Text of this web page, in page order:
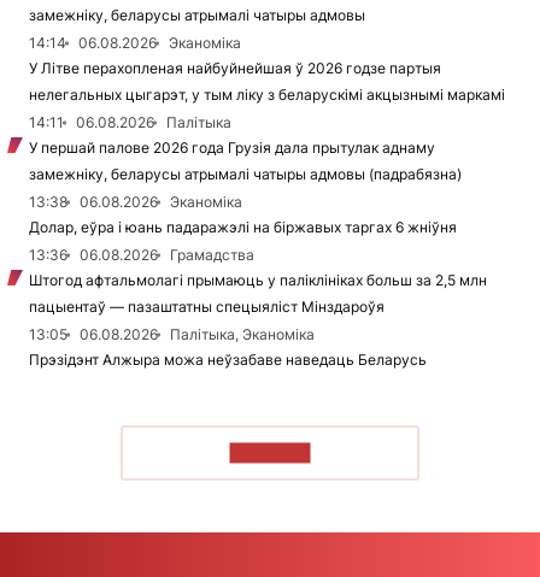
замежніку, беларусы атрымалі чатыры адмовы
14:14
06.08.2026
Эканоміка
У Літве перахопленая найбуйнейшая ў 2026 годзе партыя
нелегальных цыгарэт, у тым ліку з беларускімі акцызнымі маркамі
14:11
06.08.2026
Палітыка
У першай палове 2026 года Грузія дала прытулак аднаму
замежніку, беларусы атрымалі чатыры адмовы (падрабязна)
13:38
06.08.2026
Эканоміка
Долар, еўра і юань падаражэлі на біржавых таргах 6 жніўня
13:36
06.08.2026
Грамадства
Штогод афтальмолагі прымаюць у паліклініках больш за 2,5 млн
пацыентаў — пазаштатны спецыяліст Мінздароўя
13:05
06.08.2026
Палітыка, Эканоміка
Прэзідэнт Алжыра можа неўзабаве наведаць Беларусь